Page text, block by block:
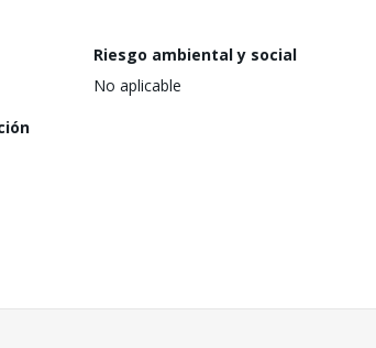
Riesgo ambiental y social
No aplicable